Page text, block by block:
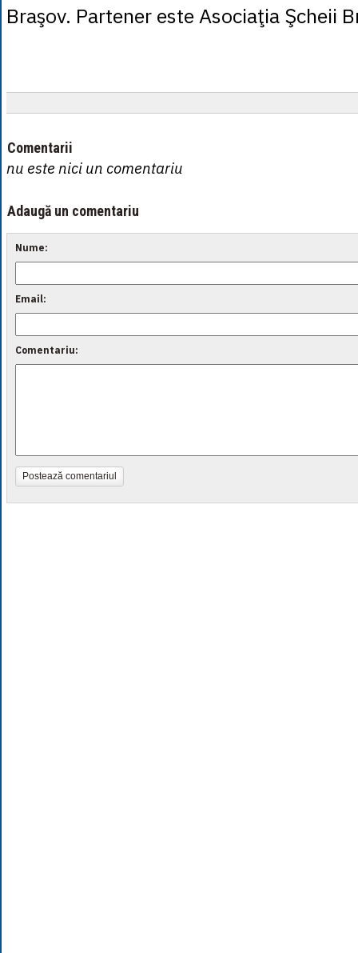
Braşov. Partener este Asociaţia Şcheii
Comentarii
nu este nici un comentariu
Adaugă un comentariu
Nume:
Email:
Comentariu:
Postează comentariul